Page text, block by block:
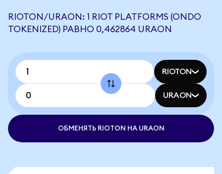
RIOTON/URAON: 1 RIOT PLATFORMS (ONDO
TOKENIZED) РАВНО 0,462864 URAON
RIOTON
URAON
ОБМЕНЯТЬ RIOTON НА URAON